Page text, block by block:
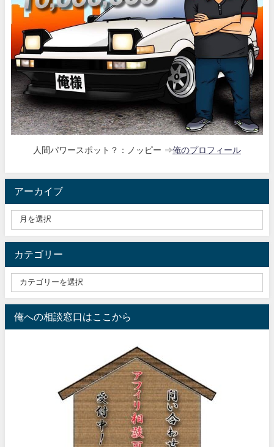
人間パワースポット？：ノッピー ⇒俺のプロフィール
アーカイブ
カテゴリー
俺への相談窓口はここから